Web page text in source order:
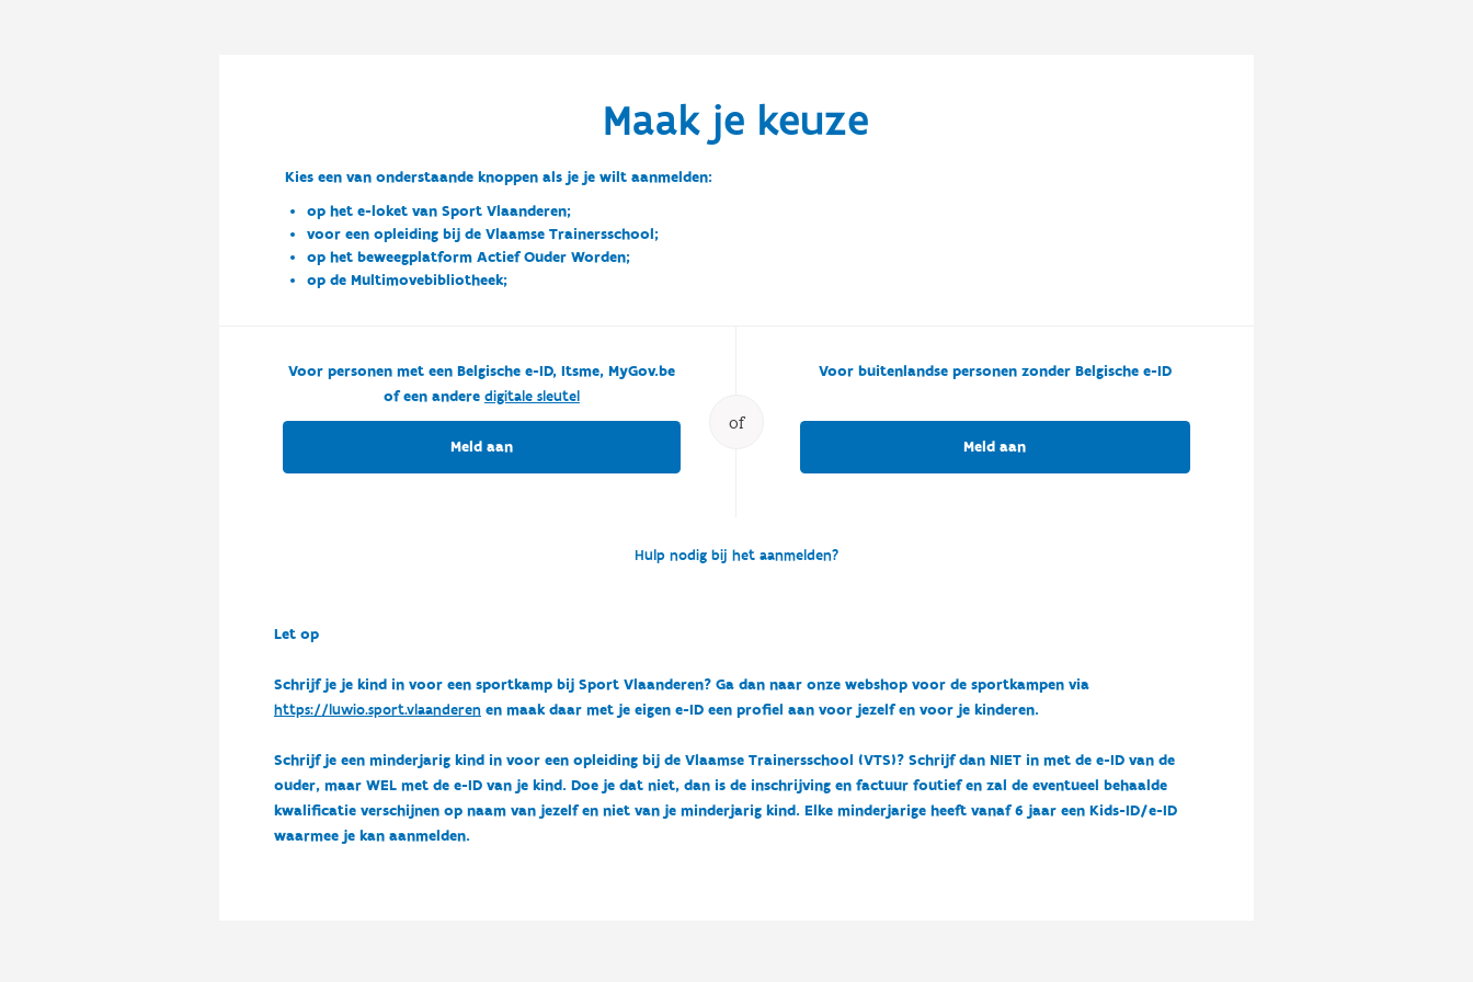
Maak je keuze
Kies een van onderstaande knoppen als je je wilt aanmelden:
op het e-loket van Sport Vlaanderen;
voor een opleiding bij de Vlaamse Trainersschool;
op het beweegplatform Actief Ouder Worden;
op de Multimovebibliotheek;
of
Voor personen met een Belgische e-ID, Itsme, MyGov.be
of een andere digitale sleutel
Meld aan
Voor buitenlandse personen zonder Belgische e-ID
Meld aan
Hulp nodig bij het aanmelden?
Let op
Schrijf je je kind in voor een sportkamp bij Sport Vlaanderen? Ga dan naar onze webshop voor de sportkampen via
https://luwio.sport.vlaanderenen maak daar met je eigen e-ID een profiel aan voor jezelf en voor je kinderen.
Schrijf je een minderjarig kind in voor een opleiding bij de Vlaamse Trainersschool (VTS)? Schrijf dan NIET in met de e-ID van de
ouder, maar WEL met de e-ID van je kind. Doe je dat niet, dan is de inschrijving en factuur foutief en zal de eventueel behaalde
kwalificatie verschijnen op naam van jezelf en niet van je minderjarig kind. Elke minderjarige heeft vanaf 6 jaar een Kids-ID/e-ID
waarmee je kan aanmelden.